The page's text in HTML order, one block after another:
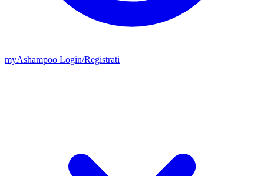
myAshampoo Login/Registrati